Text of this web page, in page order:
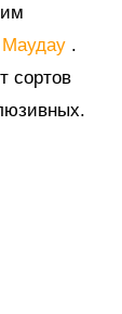
Маудау .
сортов